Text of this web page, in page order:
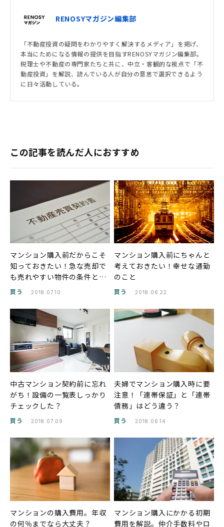
RENOSYマガジン編集部
「不動産投資の疑問をわかりやすく解決するメディア」を掲げ、
本当にためになる情報の提供を目指すRENOSYマガジン編集部。
税理士や不動産の専門家たちと共に、中立・客観的な視点で「不
動産投資」を解説、読んでいる人が自分の意思で選択できるよう
に日々活動している。
この記事を読んだ人におすすめ
マンション購入前だからこそ
知っておきたい！急な売却で
も売れやすい物件の条件と
は？
買う 2018.07.10
マンション購入前にちゃんと
考えておきたい！幸せな通勤
のこと
買う 2018.06.22
中古マンション契約前に忘れ
がち！設備の一覧表しっかり
チェックした？
買う 2018.07.09
夫婦でマンション購入時に要
注意！「連帯保証」と「連帯
債務」はどう違う？
買う 2018.06.14
マンションの購入費用。年収
の何％までなら大丈夫？
マンション購入にかかる初期
費用を解説。仲介手数料やロ